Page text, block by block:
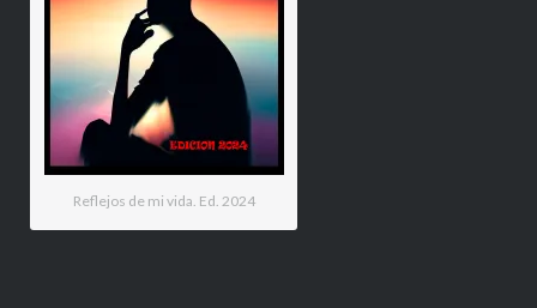
Reflejos de mi vida. Ed. 2024